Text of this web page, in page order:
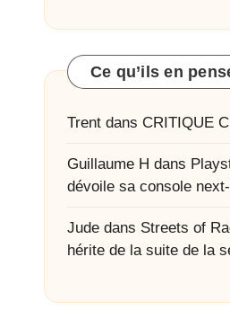
Ce qu’ils en
Trentdans CRITIQUE
Guillaume H dans
dévoile sa console
Judedans Streets of
hérite de la suite de la